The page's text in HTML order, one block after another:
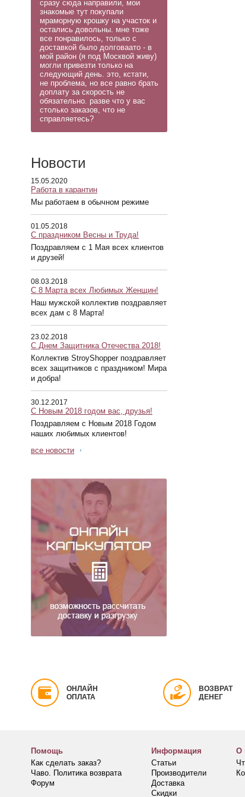
сразу сюда направили, мои
знакомые тут покупали
мраморную крошку на участок и
остались довольны. мне тоже
все понравилось, только с
доставкой было долговаато - в
мой район (я под Москвой живу)
могли привезти только на
следующий день. это, кстати,
не проблема, но все равно брать
доплату за скорость не
обязательно. разве что у вас
столько заказов, что не
справляетесь?
Новости
15.05.2020
Работа в карантин
Мы работаем в обычном режиме
01.05.2018
С праздником Весны и Труда!
Поздравляем с 1 Мая всех клиентов
и друзей!
08.03.2018
С 8 Марта всех Любимых Женщин!
Наш мужской коллектив поздравляет
всех дам с 8 Марта!
23.02.2018
С Днем Защитника Отечества 2018!
Коллектив StroyShopper поздравляет
всех защитников с праздником! Мира
и добра!
30.12.2017
С Новым 2018 годом вас, друзья!
Поздравляем с Новым 2018 Годом
наших любимых клиентов!
все новости
ОНЛАЙН
ОПЛАТА
ВОЗВРАТ
ДЕНЕГ
Помощь
Как сделать заказ?
Чаво. Политика возврата
Форум
Информация
Статьи
Производители
Доставка
Скидки
О